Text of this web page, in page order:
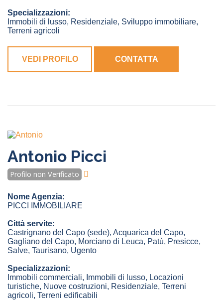
Specializzazioni:
Immobili di lusso, Residenziale, Sviluppo immobiliare,
Terreni agricoli
VEDI PROFILO CONTATTA
Antonio Picci
Profilo non Verificato
Nome Agenzia:
PICCI IMMOBILIARE
Città servite:
Castrignano del Capo (sede), Acquarica del Capo,
Gagliano del Capo, Morciano di Leuca, Patù, Presicce,
Salve, Taurisano, Ugento
Specializzazioni:
Immobili commerciali, Immobili di lusso, Locazioni
turistiche, Nuove costruzioni, Residenziale, Terreni
agricoli, Terreni edificabili